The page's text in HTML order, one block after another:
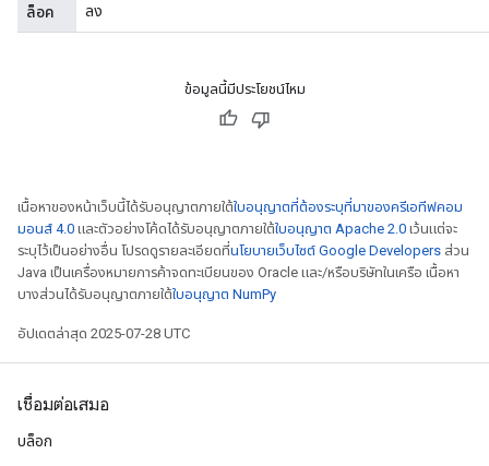
ล็อค
ลง
ข้อมูลนี้มีประโยชน์ไหม
เนื้อหาของหน้าเว็บนี้ได้รับอนุญาตภายใต้ใบอนุญาตที่ต้องระบุที่มาของครีเอทีฟคอม
มอนส์ 4.0 และตัวอย่างโค้ดได้รับอนุญาตภายใต้ใบอนุญาต Apache 2.0 เว้นแต่จะ
ระบุไว้เป็นอย่างอื่น โปรดดูรายละเอียดที่นโยบายเว็บไซต์ Google Developers ส่วน
Java เป็นเครื่องหมายการค้าจดทะเบียนของ Oracle และ/หรือบริษัทในเครือ เนื้อหา
บางส่วนได้รับอนุญาตภายใต้ใบอนุญาต NumPy
อัปเดตล่าสุด 2025-07-28 UTC
เชื่อมต่อเสมอ
บล็อก